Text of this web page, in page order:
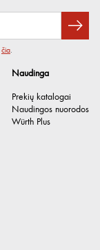
Naudinga
Prekių katalogai
Naudingos nuorodos
Würth Plus
čia.